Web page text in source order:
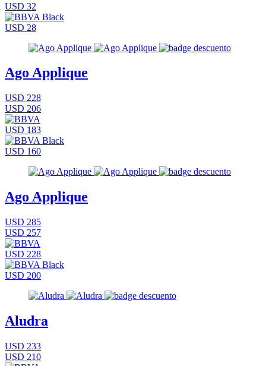
USD 32
USD 28
Ago Applique
USD 228
USD 206
USD 183
USD 160
Ago Applique
USD 285
USD 257
USD 228
USD 200
Aludra
USD 233
USD 210